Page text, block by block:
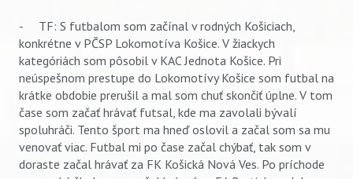
- TF: S futbalom som začínal v rodných Košiciach,
konkrétne v PČSP Lokomotíva Košice. V žiackych
kategóriách som pôsobil v KAC Jednota Košice. Pri
neúspešnom prestupe do Lokomotívy Košice som futbal na
krátke obdobie prerušil a mal som chuť skončiť úplne. V tom
čase som začať hrávať futsal, kde ma zavolali bývalí
spoluhráči. Tento šport ma hneď oslovil a začal som sa mu
venovať viac. Futbal mi po čase začal chýbať, tak som v
doraste začal hrávať za FK Košická Nová Ves. Po príchode